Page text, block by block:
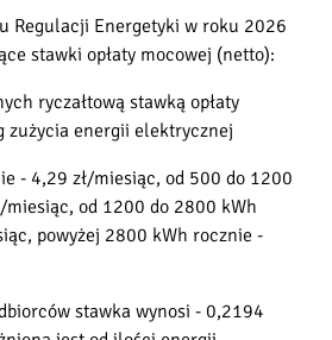
Regulacji Energetyki w roku 2026
stawki opłaty mocowej (netto):
ryczałtową stawką opłaty
zużycia energii elektrycznej
- 4,29 zł/miesiąc, od 500 do 1200
miesiąc, od 1200 do 2800 kWh
powyżej 2800 kWh rocznie -
stawka wynosi - 0,2194